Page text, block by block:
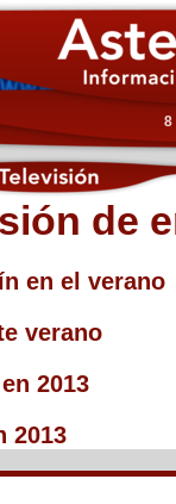
8
de
en el verano
verano
2013
2013